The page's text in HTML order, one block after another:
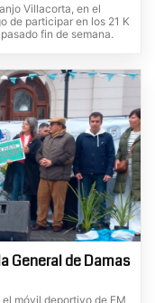
Villacorta, en el
de participar en los 21 K
fin de semana.
General de Damas
móvil deportivo de FM